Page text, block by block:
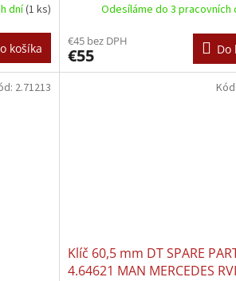
dní(1 ks)
košíka
Odesíláme do 3 pracovních
€45 bez DPH
€55 Do
2.71213
Klíč 60,5 mm DT SPARE
4.64621 MAN MERCEDES
Kód: